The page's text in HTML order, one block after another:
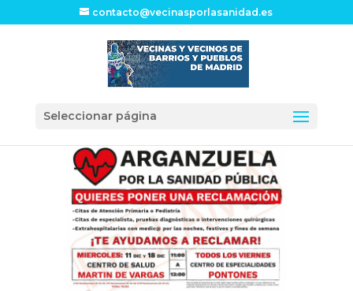
contacto@vecinasporlasanidad.es
Seleccionar página